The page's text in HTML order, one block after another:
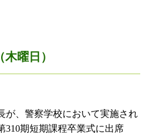
曜日）
が、警察学校において実施され
310期短期課程卒業式に出席